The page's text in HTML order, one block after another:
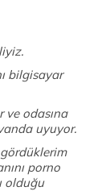
bilgisayar
ve odasına
uyuyor.
porno
olduğu